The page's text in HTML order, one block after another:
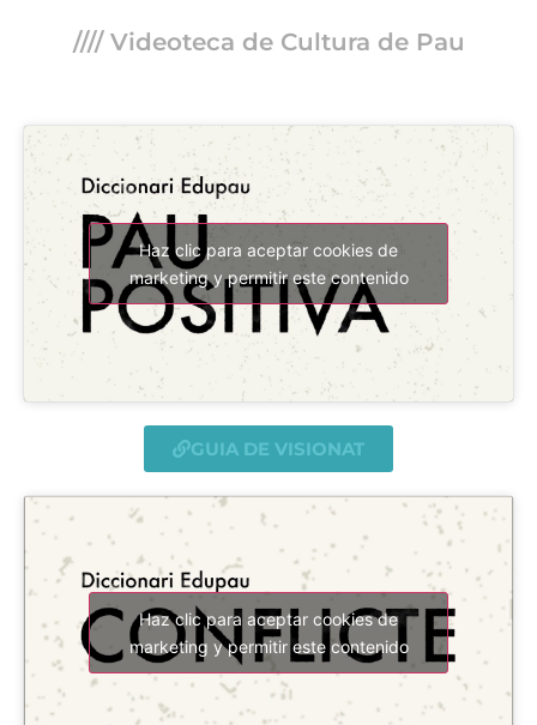
//// Videoteca de Cultura de Pau
Haz clic para aceptar cookies de
marketing y permitir este contenido
GUIA DE VISIONAT
Haz clic para aceptar cookies de
marketing y permitir este contenido